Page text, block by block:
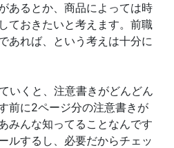
あるとか、商品によっては時
ておきたいと考えます。前職
あれば、という考えは十分に
いくと、注意書きがどんどん
前に2ページ分の注意書きが
みんな知ってることなんです
ルするし、必要だからチェッ